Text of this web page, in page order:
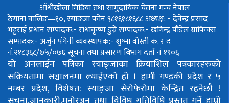
आँधीखोला मिडिया तथा सामुदायिक चेतना मन्च नेपाल
ठेगाना वालिङ—१०, स्याङजा फोन ९८१६१८१६८८अध्यक्ष: - देवेन्द्र प्रसाद
भट्टराईप्रधान सम्पादक:- राधाकृष्ण डुम्रेसम्पादक:- खगिन्द्र पौडेलग्राफिक्स
सम्पादक:- अर्जुन पंगेनीव्यवस्थापक:- शुष्मा वोस्तीक. र द
नं.२१८३६८/७५/०७६सूचना तथा प्रसारण बिभाग दर्ता नं १९०६
यो अनलाईन पत्रिका स्याङ्जाका क्रियाशिल पत्रकारहरुको
सक्रियतामा सञ्चालनमा ल्याईएको हो । हामी गण्डकी प्रदेश र ५
नम्बर प्रदेश, विशेषत: स्याङ्जा सेरोफेरोमा केन्द्रित रहनेछौ !